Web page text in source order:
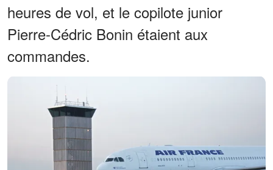
heures de vol, et le copilote junior
Pierre-Cédric Bonin étaient aux
commandes.